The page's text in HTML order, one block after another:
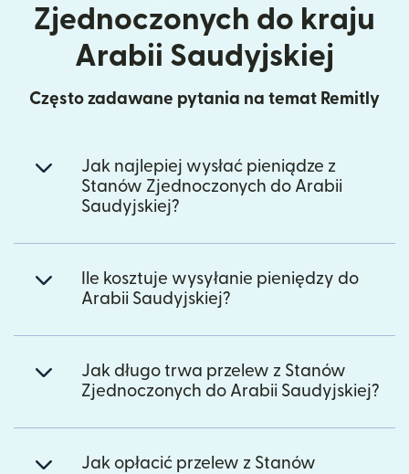
Zjednoczonych do kraju
Arabii Saudyjskiej
Często zadawane pytania na temat Remitly
Jak najlepiej wysłać pieniądze z
Stanów Zjednoczonych do Arabii
Saudyjskiej?
Ile kosztuje wysyłanie pieniędzy do
Arabii Saudyjskiej?
Jak długo trwa przelew z Stanów
Zjednoczonych do Arabii Saudyjskiej?
Jak opłacić przelew z Stanów